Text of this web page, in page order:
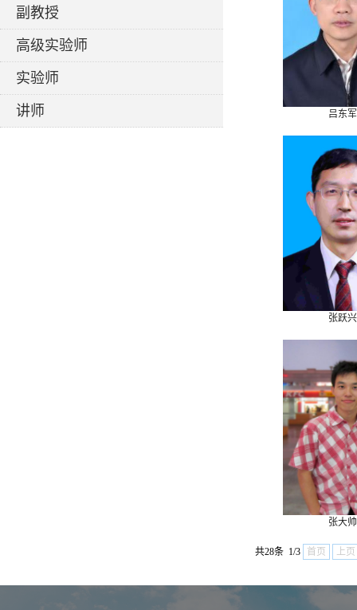
副教授
高级实验师
实验师
讲师 吕东军
张跃兴
张大帅
共28条 1/3 首页 上页